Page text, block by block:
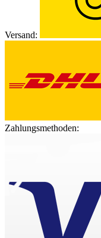
Versand:
Zahlungsmethoden: